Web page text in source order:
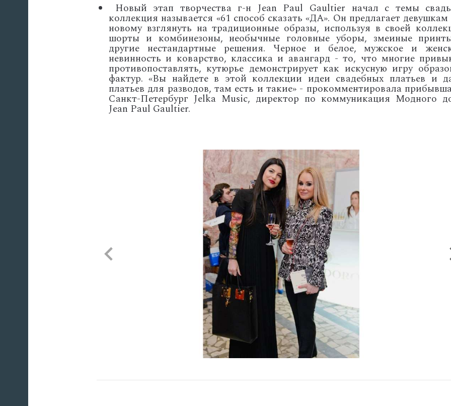
Новый этап творчества г-н Jean Paul Gaultier начал с темы
коллекция называется «61 способ сказать «ДА». Он предлагает
новому взглянуть на традиционные образы, используя в своей
шорты и комбинезоны, необычные головные уборы, змеиные
другие нестандартные решения. Черное и белое, мужское и
невинность и коварство, классика и авангард - то, что многие
противопоставлять, кутюрье демонстрирует как искусную игру
фактур. «Вы найдете в этой коллекции идеи свадебных платьев и
платьев для разводов, там есть и такие» - прокомментировала
Санкт-ПетербургJelka Music, директор по коммуникация Модного
Jean Paul Gaultier.